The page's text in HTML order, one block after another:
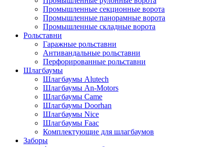
Промышленные секционные ворота
Промышленные панорамные ворота
Промышленные складные ворота
Рольставни
Гаражные рольставни
Антивандальные рольставни
Перфорированные рольставни
Шлагбаумы
Шлагбаумы Alutech
Шлагбаумы An-Motors
Шлагбаумы Came
Шлагбаумы Doorhan
Шлагбаумы Nice
Шлагбаумы Faac
Комплектующие для шлагбаумов
Заборы